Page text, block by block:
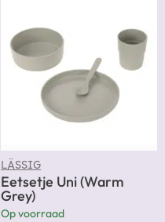
LÄSSIG
Eetsetje Uni (Warm
Grey)
Op voorraad